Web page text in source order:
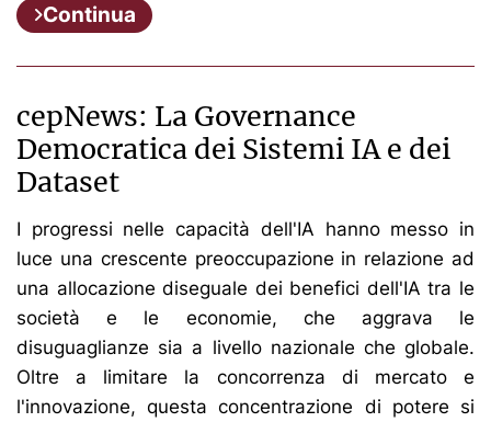
Continua
cepNews: La Governance
Democratica dei Sistemi IA e dei
Dataset
I progressi nelle capacità dell'IA hanno messo in
luce una crescente preoccupazione in relazione ad
una allocazione diseguale dei benefici dell'IA tra le
società e le economie, che aggrava le
disuguaglianze sia a livello nazionale che globale.
Oltre a limitare la concorrenza di mercato e
l'innovazione, questa concentrazione di potere si